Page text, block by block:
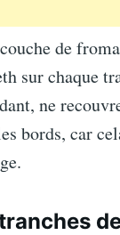
de
sur chaque
ne
bords, car